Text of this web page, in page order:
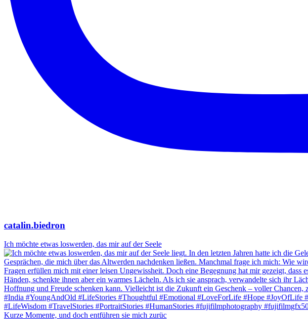
catalin.biedron
Ich möchte etwas loswerden, das mir auf der Seele
Kurze Momente, und doch entführen sie mich zurüc